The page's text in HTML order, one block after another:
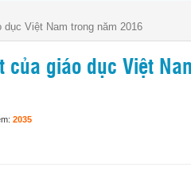
Việt Nam trong năm 2016
của giáo dục Việt
2035